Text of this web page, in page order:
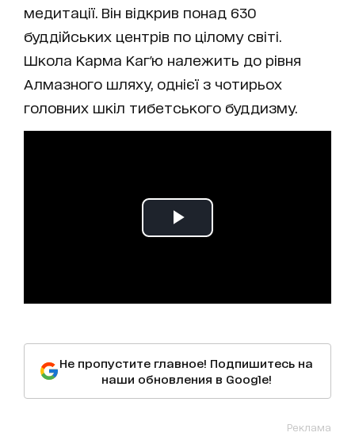
медитації. Він відкрив понад 630
буддійських центрів по цілому світі.
Школа Карма Каг'ю належить до рівня
Алмазного шляху, однієї з чотирьох
головних шкіл тибетського буддизму.
Не пропустите главное! Подпишитесь на
наши обновления в Google!
Реклама